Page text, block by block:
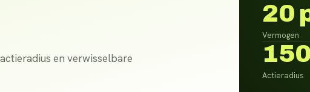
en verwisselbare
20
Vermogen
Actieradius